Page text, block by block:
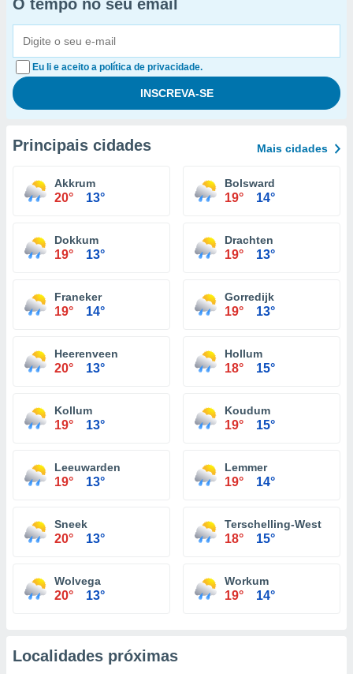
O tempo no seu email
Eu li e aceito a política de privacidade.
Principais cidades Mais cidades
Akkrum
20° 13°
Bolsward
19° 14°
Dokkum
19° 13°
Drachten
19° 13°
Franeker
19° 14°
Gorredijk
19° 13°
Heerenveen
20° 13°
Hollum
18° 15°
Kollum
19° 13°
Koudum
19° 15°
Leeuwarden
19° 13°
Lemmer
19° 14°
Sneek
20° 13°
Terschelling-West
18° 15°
Wolvega
20° 13°
Workum
19° 14°
Localidades próximas